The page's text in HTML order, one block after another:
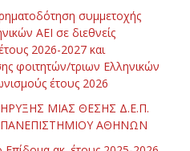
συμμετοχής
ΑΕΙ σε διεθνείς
2026-2027 και
φοιτητών/τριων Ελληνικών
έτους 2026
ΜΙΑΣ ΘΕΣΗΣ Δ.Ε.Π.
ΑΘΗΝΩΝ